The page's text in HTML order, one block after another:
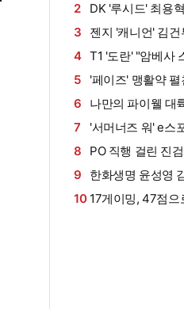
유리할 때 역전 안 당
2
DK '루시드' 최용
T1과 다음에 또 붙고
3
젠지 '캐니언' 김
지만 조합 난이도 높
4 T1 '도란' "암베사
써주는 다른 선수들
5
'페이즈' 맹활약
위 사수 [LCK] (종합)
6
나만의 파이웰 대
사막', 글로벌 영상
7
'서머너즈 워' e스
한국 예선과 함께 대
8
PO 직행 걸린 진
이지 2' 4주 차에 웃
9
한화생명 윤성영
아쉬워… 잘 준비할
10 17게이밍, 47점